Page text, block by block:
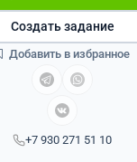
+7 930 271 51 10
Создать задание
Добавить в избранное